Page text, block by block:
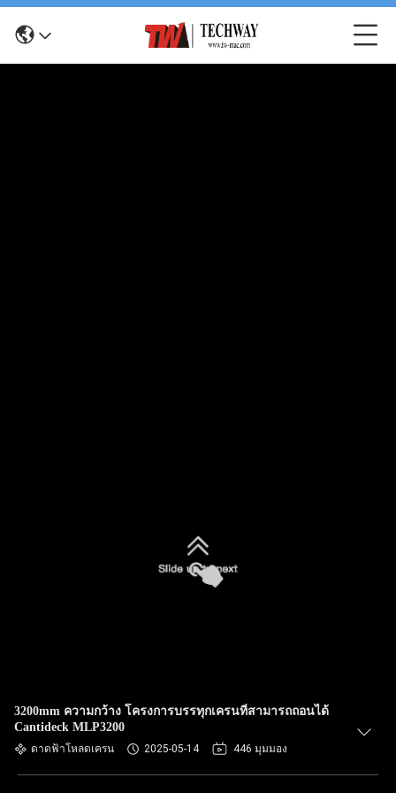
3200mm ความกว้าง โครงการบรรทุกเครนที่สามารถถอนได้
Cantideck MLP3200
ดาดฟ้าโหลดเครน 2025-05-14 446 มุมมอง